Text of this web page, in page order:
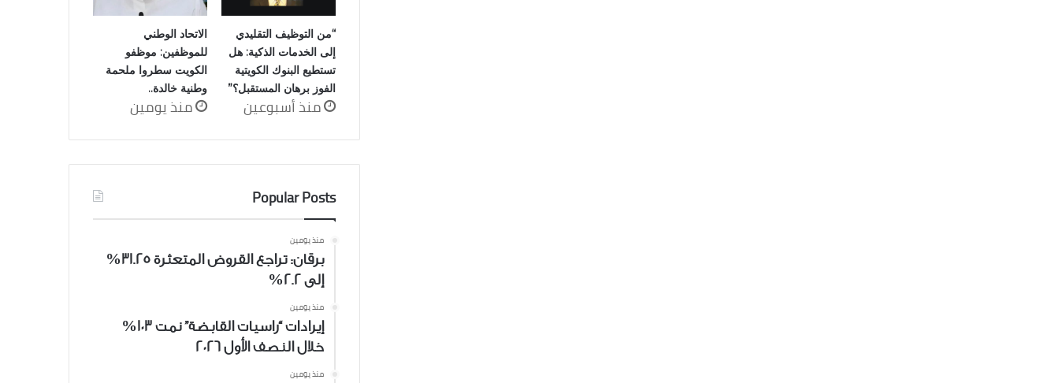
“من التوظيف التقليدي
إلى الخدمات الذكية: هل
تستطيع البنوك الكويتية
الفوز برهان المستقبل؟”
منذ أسبوعين
الاتحاد الوطني
للموظفين: موظفو
الكويت سطروا ملحمة
وطنية خالدة..
منذ يومين
Popular Posts
منذ يومين
برقان: تراجع القروض المتعثرة 31.25%
إلى 2.2%
منذ يومين
إيرادات “راسيات القابضة” نمت 103%
خلال النصف الأول 2026
منذ يومين